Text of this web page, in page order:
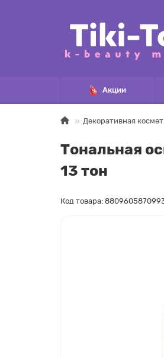
Акции
Декоративная
Тональная
13 тон
Код товара: